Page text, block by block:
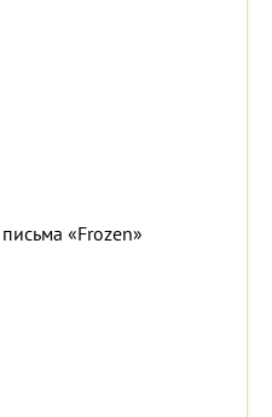
«Frozen»